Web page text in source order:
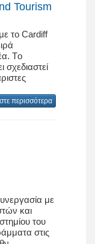
Tourism
το Cardiff
Tο
σχεδιαστεί
περισσότερα
με
και
του
στις